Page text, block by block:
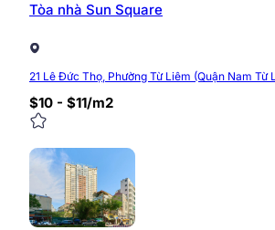
Tòa nhà Sun Square
21 Lê Đức Thọ, Phường Từ Liêm (Quận Nam Từ
$10 - $11/m2